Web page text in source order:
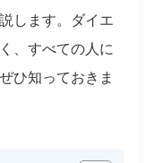
します。ダイエ
、すべての人に
ひ知っておきま